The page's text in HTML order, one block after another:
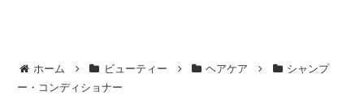
ホーム ビューティー ヘアケア
シャンプ
ー・コンディショナー